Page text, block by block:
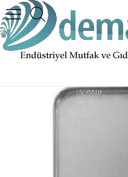
Sofuoğlu Düz Fırın Tavası 53x65 Cm